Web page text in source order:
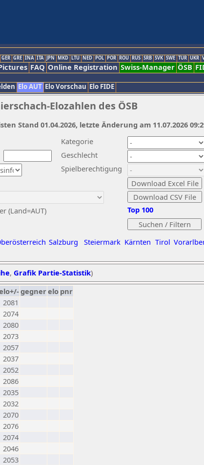
GER GRE INA ITA JPN MKD LTU NED POL POR ROU RUS SRB SVK SWE TUR UKR
FAQ Online Registration Swiss-Manager ÖSB
Elo AUT Elo Vorschau Elo FIDE
Elozahlen des ÖSB
Kategorie
Geschlecht
(Land=AUT)
Spielberechtigung
Salzburg Steiermark Kärnten Tirol
Top 100
Stand 01.04.2026, letzte Änderung am 11.07.2026
, Grafik Partie-Statistik)
gegnerelo pnr
2081
2074
2080
2073
2057
2037
2052
2086
2035
2032
2070
2076
2074
2046
2053